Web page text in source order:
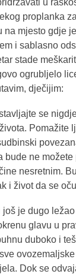
u
proplanka
na mjesto gdje
i sablasno
stade
ogrubljelo
dječijim:
se
Pomažite
bude ne
nesretnim.
i život da se
još je dugo
glavu u
duboko i
Dok se